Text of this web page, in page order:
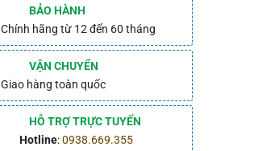
BẢO HÀNH
Chính hãng từ 12 đến 60 tháng
VẬN CHUYỂN
Giao hàng toàn quốc
HỖ TRỢ TRỰC TUYẾN
Hotline:0938.669.355